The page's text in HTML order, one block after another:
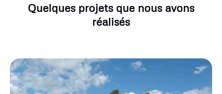
Quelques projets que nous avons
réalisés